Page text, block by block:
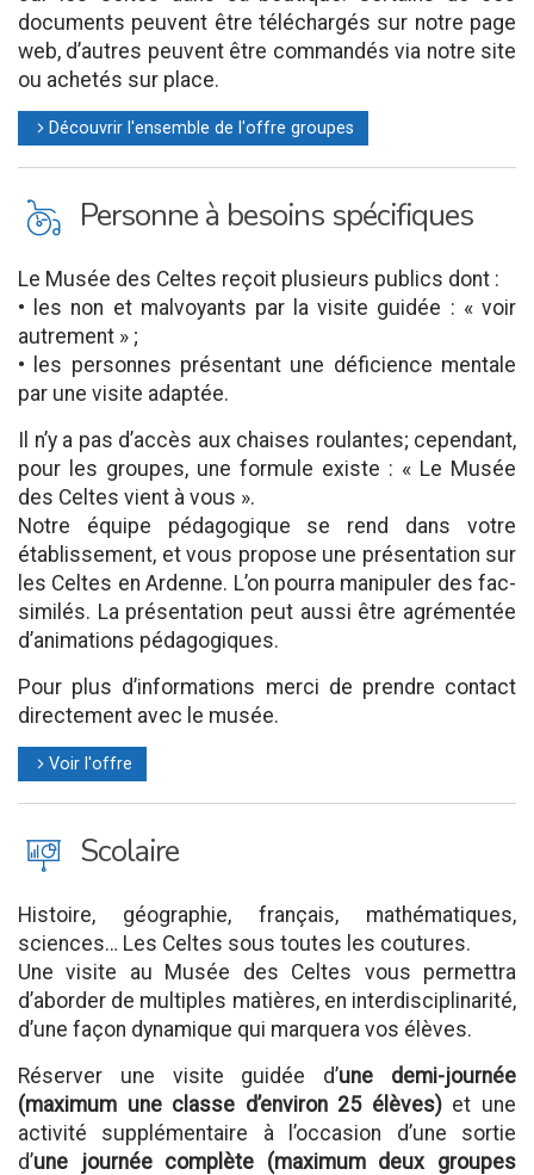
documents peuvent être téléchargés sur notre page
web, d’autres peuvent être commandés via notre site
ou achetés sur place.
l Découvrir l'ensemble de l'offre groupes
L Personne à besoins spécifiques
Le Musée des Celtes reçoit plusieurs publics dont :
• les non et malvoyants par la visite guidée : « voir
autrement » ;
• les personnes présentant une déficience mentale
par une visite adaptée.
Il n’y a pas d’accès aux chaises roulantes; cependant,
pour les groupes, une formule existe : « Le Musée
des Celtes vient à vous ».
Notre équipe pédagogique se rend dans votre
établissement, et vous propose une présentation sur
les Celtes en Ardenne. L’on pourra manipuler des fac-
similés. La présentation peut aussi être agrémentée
d’animations pédagogiques.
Pour plus d’informations merci de prendre contact
directement avec le musée.
l Voir l'offre
J Scolaire
Histoire, géographie, français, mathématiques,
sciences… Les Celtes sous toutes les coutures.
Une visite au Musée des Celtes vous permettra
d’aborder de multiples matières, en interdisciplinarité,
d’une façon dynamique qui marquera vos élèves.
Réserver une visite guidée d’une demi-journée
(maximum une classe d’environ 25 élèves)et une
activité supplémentaire à l’occasion d’une sortie
d’une journée complète (maximum deux groupes